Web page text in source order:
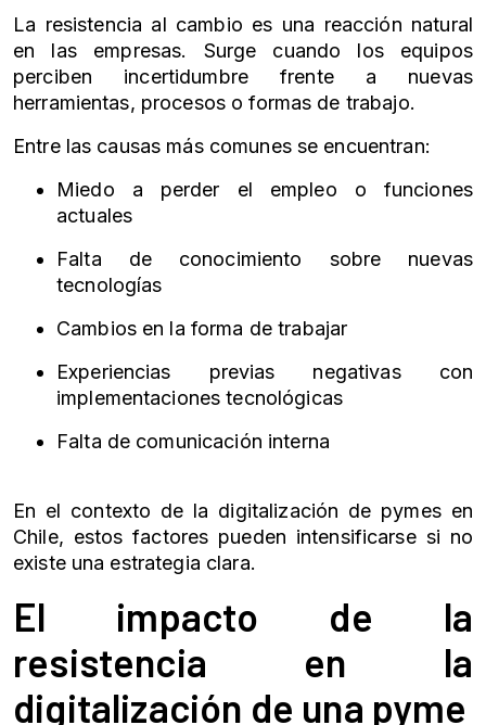
La resistencia al cambio es una reacción natural
en las empresas. Surge cuando los equipos
perciben incertidumbre frente a nuevas
herramientas, procesos o formas de trabajo.
Entre las causas más comunes se encuentran:
Miedo a perder el empleo o funciones
actuales
Falta de conocimiento sobre nuevas
tecnologías
Cambios en la forma de trabajar
Experiencias previas negativas con
implementaciones tecnológicas
Falta de comunicación interna
En el contexto de la digitalización de pymes en
Chile, estos factores pueden intensificarse si no
existe una estrategia clara.
El impacto de la
resistencia en la
digitalización de una pyme